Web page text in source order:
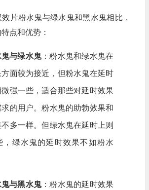
片粉水鬼与绿水鬼和黑水鬼相比，
点和优势：
鬼与绿水鬼：粉水鬼和绿水鬼在
方面较为接近，但粉水鬼在延时
强一些，适合那些对延时效果
的用户。粉水鬼的助勃效果和
多一样。但绿水鬼在延时上则
，绿水鬼的延时效果不如粉水
鬼与黑水鬼：粉水鬼的延时效果